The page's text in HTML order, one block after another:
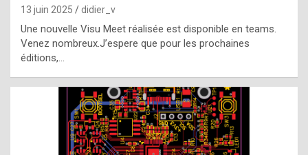
t
t
e
b
e
s
13 juin 2025 didier_v
Une nouvelle Visu Meet réalisée est disponible en teams.
Venez nombreux.J’espere que pour les prochaines
éditions,…